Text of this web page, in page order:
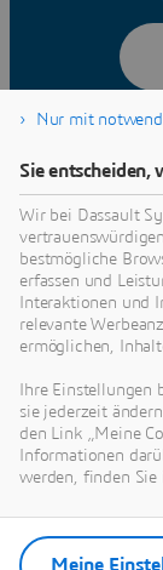
Welche
für
Wie findet
Demand-
Nur mit
Sie entscheiden,
Wir bei Dassault
bestmögliche
erfassen und
Interaktionen und
relevante
ermöglichen,
Ihre Einstellungen
sie jederzeit
den Link „Meine
Informationen
werden, finden Sie
Meine